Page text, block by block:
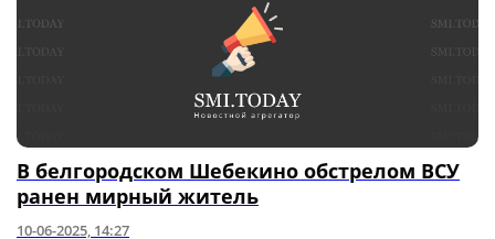
В белгородском Шебекино обстрелом ВСУ
ранен мирный житель
10-06-2025, 14:27